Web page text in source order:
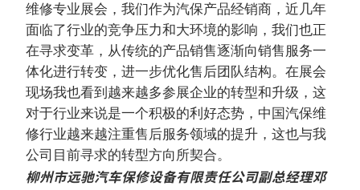
维修专业展会，我们作为汽保产品经销商，近几年
面临了行业的竞争压力和大环境的影响，我们也正
在寻求变革，从传统的产品销售逐渐向销售服务一
体化进行转变，进一步优化售后团队结构。在展会
现场我也看到越来越多参展企业的转型和升级，这
对于行业来说是一个积极的利好态势，中国汽保维
修行业越来越注重售后服务领域的提升，这也与我
公司目前寻求的转型方向所契合。
柳州市远驰汽车保修设备有限责任公司副总经理邓